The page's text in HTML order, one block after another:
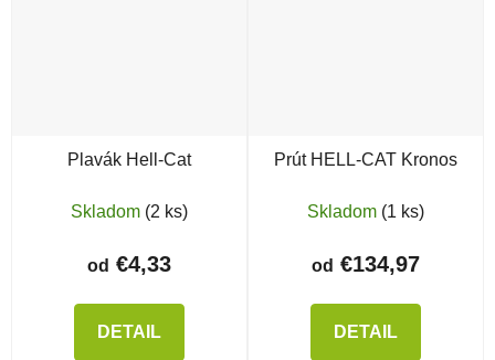
Plavák Hell-Cat
Skladom (2 ks)
od €4,33
DETAIL
Prút HELL-CAT Kronos
Skladom (1 ks)
od €134,97
DETAIL